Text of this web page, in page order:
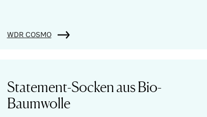
WDR COSMO
Statement-Socken aus Bio-
Baumwolle